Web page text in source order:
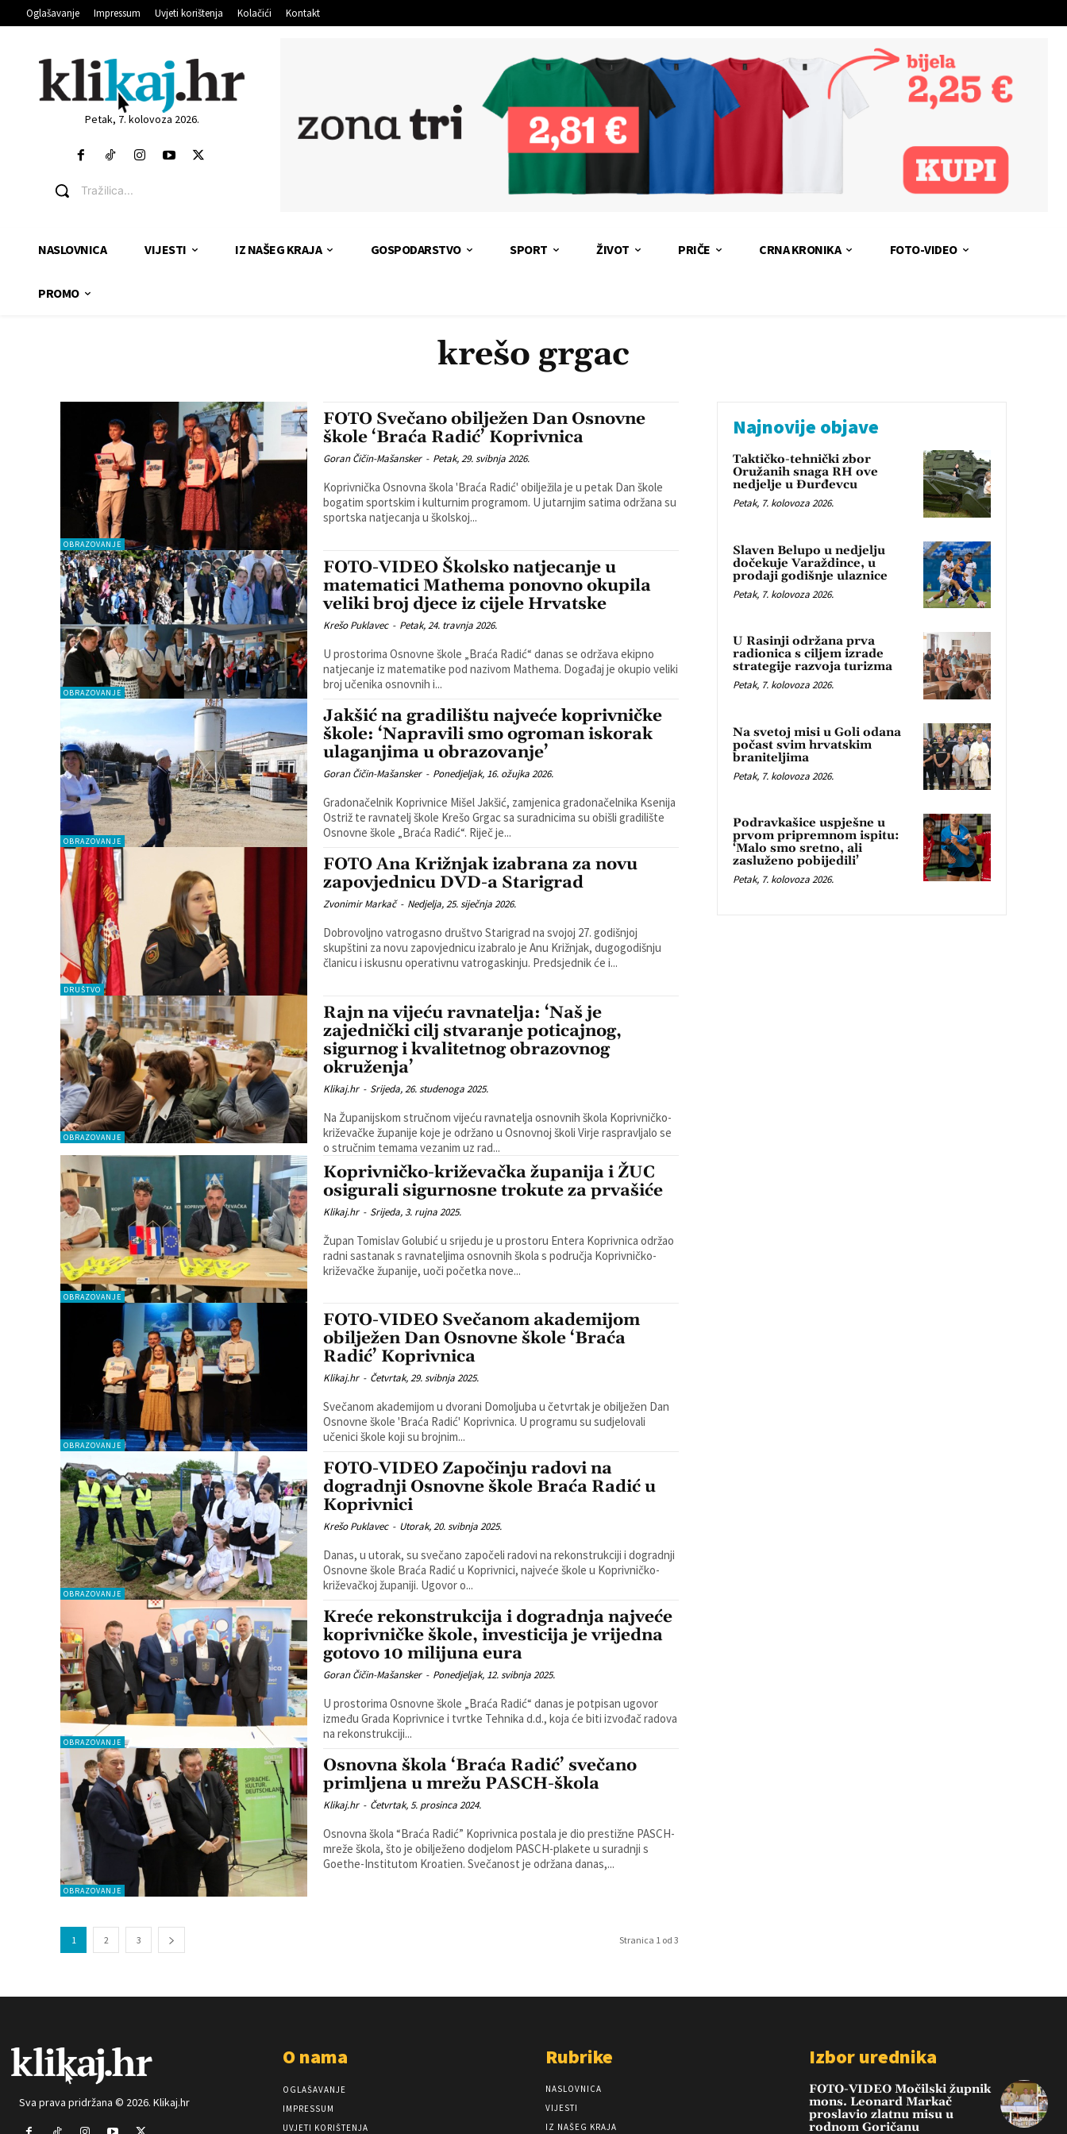
Oglašavanje Impressum Uvjeti korištenja Kolačići Kontakt
Petak, 7. kolovoza 2026.
Tražilica...
NASLOVNICA VIJESTI IZ NAŠEG KRAJA GOSPODARSTVO SPORT ŽIVOT PRIČE CRNA KRONIKA FOTO-VIDEO
PROMO
krešo grgac
OBRAZOVANJE
FOTO Svečano obilježen Dan Osnovne
škole ‘Braća Radić’ Koprivnica
Goran Čičin-Mašansker - Petak, 29. svibnja 2026.
Koprivnička Osnovna škola 'Braća Radić' obilježila je u petak Dan škole
bogatim sportskim i kulturnim programom. U jutarnjim satima održana su
sportska natjecanja u školskoj...
OBRAZOVANJE
FOTO-VIDEO Školsko natjecanje u
matematici Mathema ponovno okupila
veliki broj djece iz cijele Hrvatske
Krešo Puklavec - Petak, 24. travnja 2026.
U prostorima Osnovne škole „Braća Radić“ danas se održava ekipno
natjecanje iz matematike pod nazivom Mathema. Događaj je okupio veliki
broj učenika osnovnih i...
OBRAZOVANJE
Jakšić na gradilištu najveće koprivničke
škole: ‘Napravili smo ogroman iskorak
ulaganjima u obrazovanje’
Goran Čičin-Mašansker - Ponedjeljak, 16. ožujka 2026.
Gradonačelnik Koprivnice Mišel Jakšić, zamjenica gradonačelnika Ksenija
Ostriž te ravnatelj škole Krešo Grgac sa suradnicima su obišli gradilište
Osnovne škole „Braća Radić“. Riječ je...
DRUŠTVO
FOTO Ana Križnjak izabrana za novu
zapovjednicu DVD-a Starigrad
Zvonimir Markač - Nedjelja, 25. siječnja 2026.
Dobrovoljno vatrogasno društvo Starigrad na svojoj 27. godišnjoj
skupštini za novu zapovjednicu izabralo je Anu Križnjak, dugogodišnju
članicu i iskusnu operativnu vatrogaskinju. Predsjednik će i...
OBRAZOVANJE
Rajn na vijeću ravnatelja: ‘Naš je
zajednički cilj stvaranje poticajnog,
sigurnog i kvalitetnog obrazovnog
okruženja’
Klikaj.hr - Srijeda, 26. studenoga 2025.
Na Županijskom stručnom vijeću ravnatelja osnovnih škola Koprivničko-
križevačke županije koje je održano u Osnovnoj školi Virje raspravljalo se
o stručnim temama vezanim uz rad...
OBRAZOVANJE
Koprivničko-križevačka županija i ŽUC
osigurali sigurnosne trokute za prvašiće
Klikaj.hr - Srijeda, 3. rujna 2025.
Župan Tomislav Golubić u srijedu je u prostoru Entera Koprivnica održao
radni sastanak s ravnateljima osnovnih škola s područja Koprivničko-
križevačke županije, uoči početka nove...
OBRAZOVANJE
FOTO-VIDEO Svečanom akademijom
obilježen Dan Osnovne škole ‘Braća
Radić’ Koprivnica
Klikaj.hr - Četvrtak, 29. svibnja 2025.
Svečanom akademijom u dvorani Domoljuba u četvrtak je obilježen Dan
Osnovne škole 'Braća Radić' Koprivnica. U programu su sudjelovali
učenici škole koji su brojnim...
OBRAZOVANJE
FOTO-VIDEO Započinju radovi na
dogradnji Osnovne škole Braća Radić u
Koprivnici
Krešo Puklavec - Utorak, 20. svibnja 2025.
Danas, u utorak, su svečano započeli radovi na rekonstrukciji i dogradnji
Osnovne škole Braća Radić u Koprivnici, najveće škole u Koprivničko-
križevačkoj županiji. Ugovor o...
OBRAZOVANJE
Kreće rekonstrukcija i dogradnja najveće
koprivničke škole, investicija je vrijedna
gotovo 10 milijuna eura
Goran Čičin-Mašansker - Ponedjeljak, 12. svibnja 2025.
U prostorima Osnovne škole „Braća Radić“ danas je potpisan ugovor
između Grada Koprivnice i tvrtke Tehnika d.d., koja će biti izvođač radova
na rekonstrukciji...
OBRAZOVANJE
Osnovna škola ‘Braća Radić’ svečano
primljena u mrežu PASCH-škola
Klikaj.hr - Četvrtak, 5. prosinca 2024.
Osnovna škola “Braća Radić” Koprivnica postala je dio prestižne PASCH-
mreže škola, što je obilježeno dodjelom PASCH-plakete u suradnji s
Goethe-Institutom Kroatien. Svečanost je održana danas,...
1 2 3 Stranica 1 od 3
Najnovije objave
Taktičko-tehnički zbor
Oružanih snaga RH ove
nedjelje u Đurđevcu
Petak, 7. kolovoza 2026.
Slaven Belupo u nedjelju
dočekuje Varaždince, u
prodaji godišnje ulaznice
Petak, 7. kolovoza 2026.
U Rasinji održana prva
radionica s ciljem izrade
strategije razvoja turizma
Petak, 7. kolovoza 2026.
Na svetoj misi u Goli odana
počast svim hrvatskim
braniteljima
Petak, 7. kolovoza 2026.
Podravkašice uspješne u
prvom pripremnom ispitu:
‘Malo smo sretno, ali
zasluženo pobijedili’
Petak, 7. kolovoza 2026.
Sva prava pridržana © 2026. Klikaj.hr
O nama
OGLAŠAVANJE
IMPRESSUM
UVJETI KORIŠTENJA
Rubrike
NASLOVNICA
VIJESTI
IZ NAŠEG KRAJA
Izbor urednika
FOTO-VIDEO Močilski župnik
mons. Leonard Markač
proslavio zlatnu misu u
rodnom Goričanu